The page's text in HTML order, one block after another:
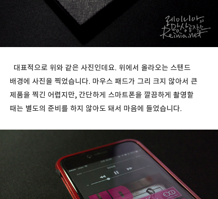
대표적으로 위와 같은 사진인데요. 위에서 올라오는 스탠드
배경에 사진을 찍었습니다. 마우스 패드가 그리 크지 않아서 큰
제품을 찍긴 어렵지만, 간단하게 스마트폰을 깔끔하게 촬영할
때는 별도의 준비를 하지 않아도 돼서 마음에 들었습니다.